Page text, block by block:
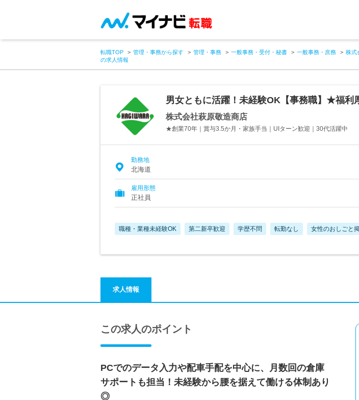
転職TOP 管理・事務から探す 管理・事務 一般事務・受付・秘書 一般事務・庶務 株式
の求人情報
男女ともに活躍！未経験OK【事務職】★福利
株式会社萩原敬造商店
★創業70年｜賞与3.5か月・家族手当｜UIターン歓迎｜30代活躍中
勤務地
北海道
雇用形態
正社員
職種・業種未経験OK 第二新卒歓迎 学歴不問 転勤なし 女性のおしごと
求人情報
この求人のポイント
PCでのデータ入力や配車手配を中心に、月数回の倉庫
サポートも担当！未経験から腰を据えて働ける体制あり
◎